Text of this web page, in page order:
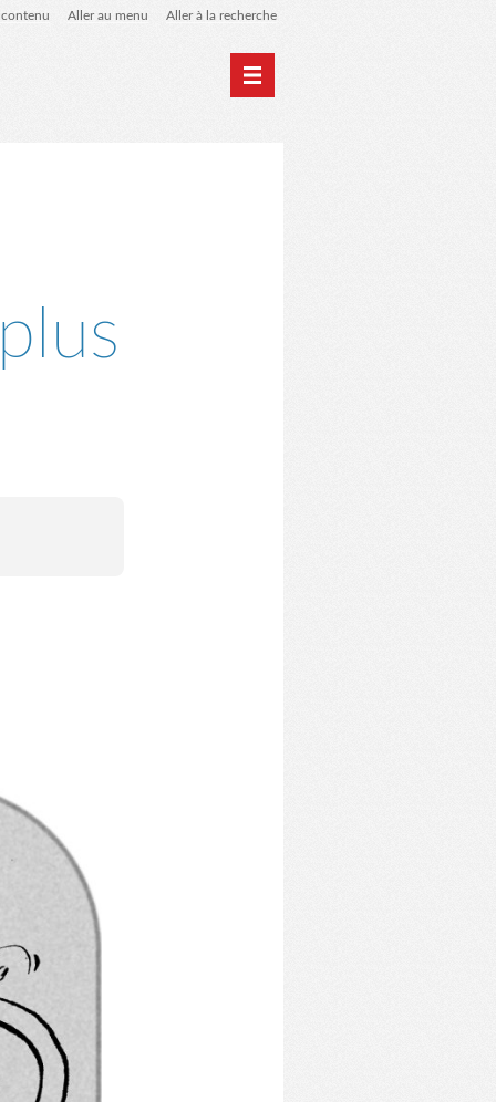
Aller au menu Aller à la recherche